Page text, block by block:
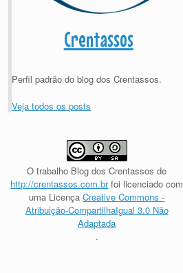
Crentassos
Perfil padrão do blog dos Crentassos.
Veja todos os posts
O trabalho Blog dos Crentassos de
http://crentassos.com.brfoi licenciado com
uma LicençaCreative Commons -
Atribuição-CompartilhaIgual 3.0 Não
Adaptada
.